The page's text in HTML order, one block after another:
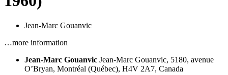
Jean-Marc Gouanvic
…more information
Jean-Marc Gouanvic Jean-Marc Gouanvic, 5180, avenue
O’Bryan, Montréal (Québec), H4V 2A7, Canada